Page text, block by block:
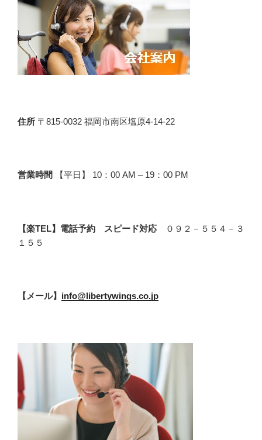
住所 〒815-0032 福岡市南区塩原4-14-22
営業時間 【平日】 10：00 AM – 19：00 PM
【楽TEL】電話予約 スピード対応
０９２－５５４－３
１５５
【メール】 info@libertywings.co.jp